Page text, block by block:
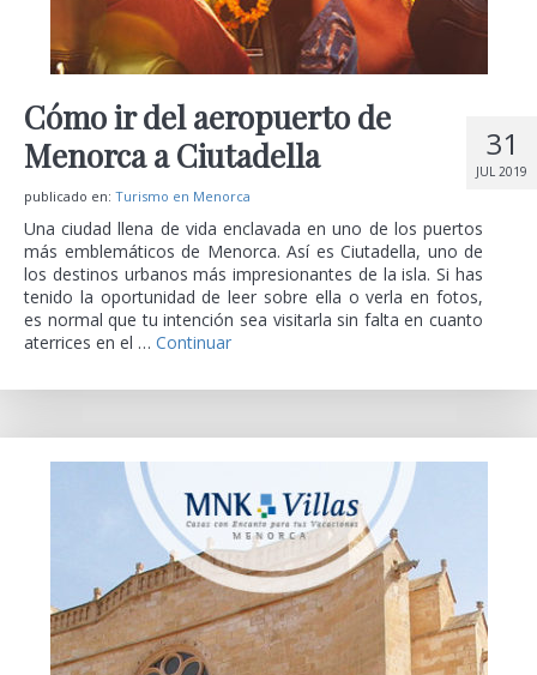
31
JUL 2019
Cómo ir del aeropuerto de
Menorca a Ciutadella
publicado en: Turismo en Menorca
Una ciudad llena de vida enclavada en uno de los puertos
más emblemáticos de Menorca. Así es Ciutadella, uno de
los destinos urbanos más impresionantes de la isla. Si has
tenido la oportunidad de leer sobre ella o verla en fotos,
es normal que tu intención sea visitarla sin falta en cuanto
aterrices en el … Continuar